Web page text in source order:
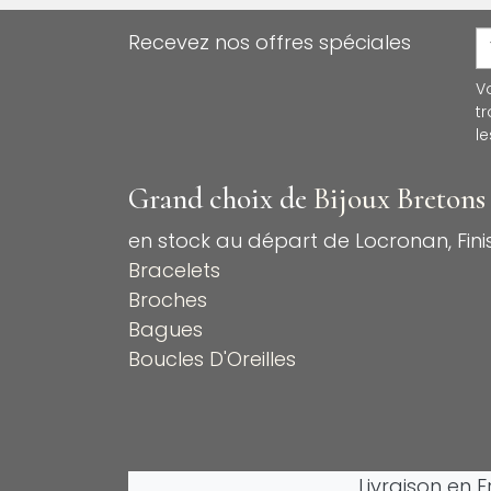
Recevez nos offres spéciales
Grand choix de Bijoux
en stock au départ de Locronan,
Bracelets
Broches
Bagues
Boucles D'Oreilles